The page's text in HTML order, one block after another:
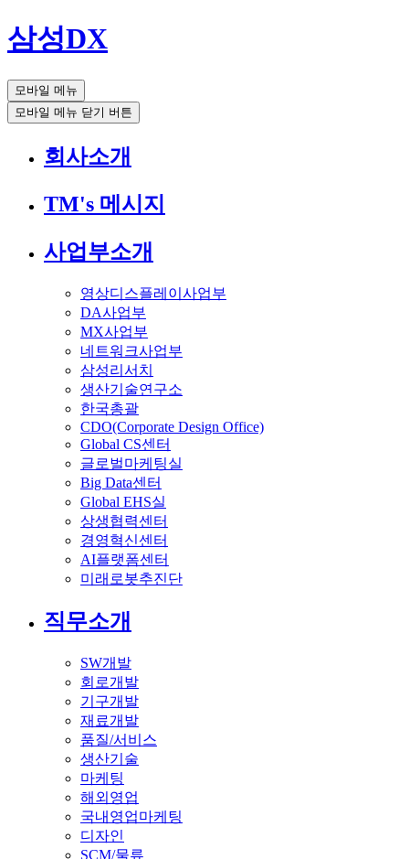
삼성DX
모바일 메뉴
모바일 메뉴 닫기 버튼
회사소개
TM's 메시지
사업부소개
영상디스플레이사업부
DA사업부
MX사업부
네트워크사업부
삼성리서치
생산기술연구소
한국총괄
CDO(Corporate Design Office)
Global CS센터
글로벌마케팅실
Big Data센터
Global EHS실
상생협력센터
경영혁신센터
AI플랫폼센터
미래로봇추진단
직무소개
SW개발
회로개발
기구개발
재료개발
품질/서비스
생산기술
마케팅
해외영업
국내영업마케팅
디자인
SCM/물류